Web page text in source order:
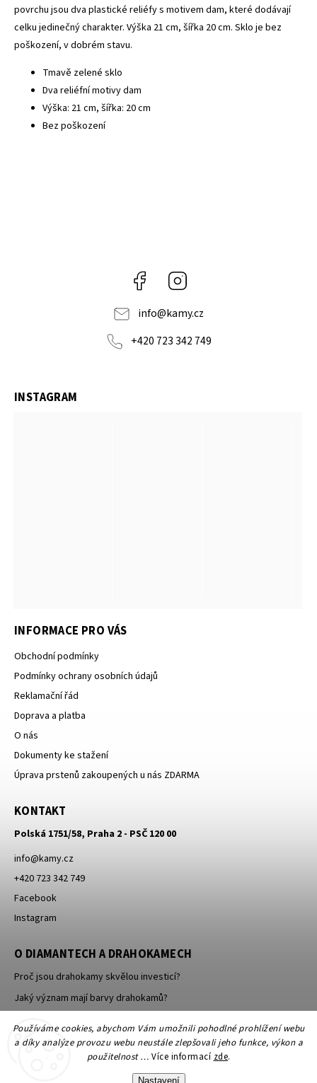
Používáme cookies, abychom Vám umožnili pohodlné prohlížení webu
a díky analýze provozu webu neustále zlepšovali jeho funkce, výkon a
použitelnost … Více informací zde.
Nastavení
povrchu jsou dva plastické reliéfy s motivem dam, které dodávají
celku jedinečný charakter. Výška 21 cm, šířka 20 cm. Sklo je bez
poškození, v dobrém stavu.
Tmavě zelené sklo
Dva reliéfní motivy dam
Výška: 21 cm, šířka: 20 cm
Bez poškození
Facebook
info@kamy.cz
+420 723 342 749
INFORMACE PRO VÁS
Obchodní podmínky
Podmínky ochrany osobních údajů
Reklamační řád
Doprava a platba
O nás
Dokumenty ke stažení
Úprava prstenů zakoupených u nás ZDARMA
KONTAKT
Polská 1751/58, Praha 2 - PSČ 120 00
info@kamy.cz
+420 723 342 749
Facebook
Instagram
O DIAMANTECH A DRAHOKAMECH
Proč jsou drahokamy skvělou investicí?
Jaký význam mají barvy drahokamů?
INSTAGRAM